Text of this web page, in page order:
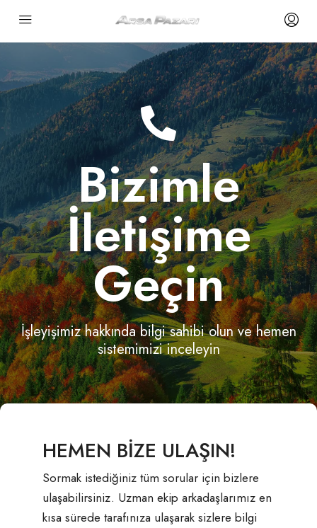
Bizimle
İletişime
Geçin
İşleyişimiz hakkında bilgi sahibi olun ve hemen
sistemimizi inceleyin
HEMEN BİZE ULAŞIN!
Sormak istediğiniz tüm sorular için bizlere
ulaşabilirsiniz. Uzman ekip arkadaşlarımız en
kısa sürede tarafınıza ulaşarak sizlere bilgi